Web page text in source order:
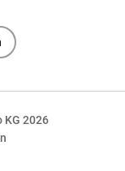
KG 2026